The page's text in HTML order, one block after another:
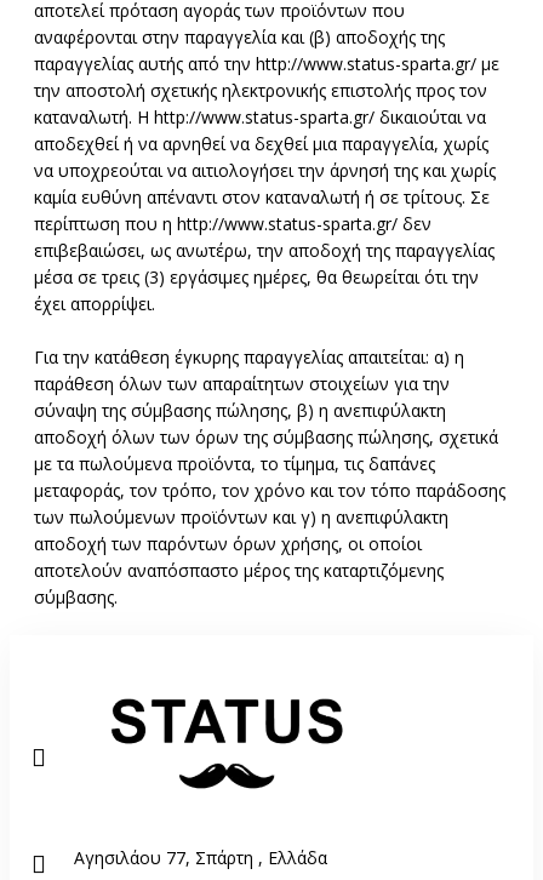
αποτελεί πρόταση αγοράς των προϊόντων που
αναφέρονται στην παραγγελία και (β) αποδοχής της
παραγγελίας αυτής από την http://www.status-sparta.gr/ με
την αποστολή σχετικής ηλεκτρονικής επιστολής προς τον
καταναλωτή. Η http://www.status-sparta.gr/ δικαιούται να
αποδεχθεί ή να αρνηθεί να δεχθεί μια παραγγελία, χωρίς
να υποχρεούται να αιτιολογήσει την άρνησή της και χωρίς
καμία ευθύνη απέναντι στον καταναλωτή ή σε τρίτους. Σε
περίπτωση που η http://www.status-sparta.gr/ δεν
επιβεβαιώσει, ως ανωτέρω, την αποδοχή της παραγγελίας
μέσα σε τρεις (3) εργάσιμες ημέρες, θα θεωρείται ότι την
έχει απορρίψει.
Για την κατάθεση έγκυρης παραγγελίας απαιτείται: α) η
παράθεση όλων των απαραίτητων στοιχείων για την
σύναψη της σύμβασης πώλησης, β) η ανεπιφύλακτη
αποδοχή όλων των όρων της σύμβασης πώλησης, σχετικά
με τα πωλούμενα προϊόντα, το τίμημα, τις δαπάνες
μεταφοράς, τον τρόπο, τον χρόνο και τον τόπο παράδοσης
των πωλούμενων προϊόντων και γ) η ανεπιφύλακτη
αποδοχή των παρόντων όρων χρήσης, οι οποίοι
αποτελούν αναπόσπαστο μέρος της καταρτιζόμενης
σύμβασης.
Αγησιλάου 77, Σπάρτη , Ελλάδα